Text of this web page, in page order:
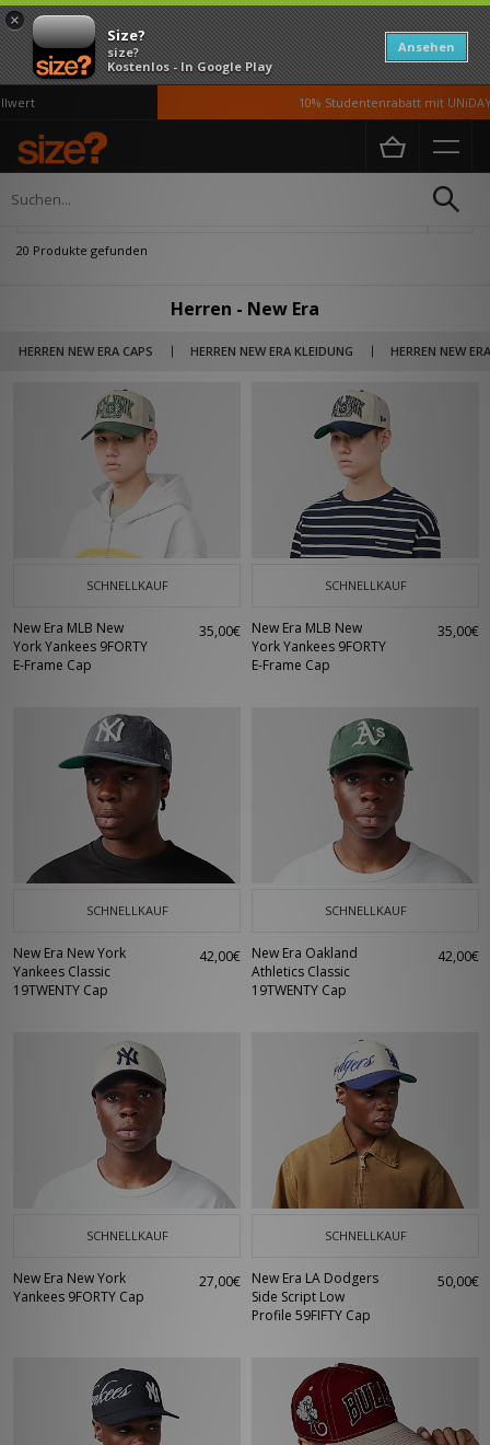
×
Size?
size?
Kostenlos - In Google Play
Ansehen
10% Studentenrabatt mit UNiDAYS*
Home Herren
20 Produkte gefunden
Herren - New Era
HERREN NEW ERA CAPS HERREN NEW ERA KLEIDUNG HERREN NEW
SCHNELLKAUF
New Era MLB New
York Yankees 9FORTY
E-Frame Cap
35,00€
SCHNELLKAUF
New Era MLB New
York Yankees 9FORTY
E-Frame Cap
35,00€
SCHNELLKAUF
New Era New York
Yankees Classic
19TWENTY Cap
42,00€
SCHNELLKAUF
New Era Oakland
Athletics Classic
19TWENTY Cap
42,00€
SCHNELLKAUF
New Era New York
Yankees 9FORTY Cap
27,00€
SCHNELLKAUF
New Era LA Dodgers
Side Script Low
Profile 59FIFTY Cap
50,00€